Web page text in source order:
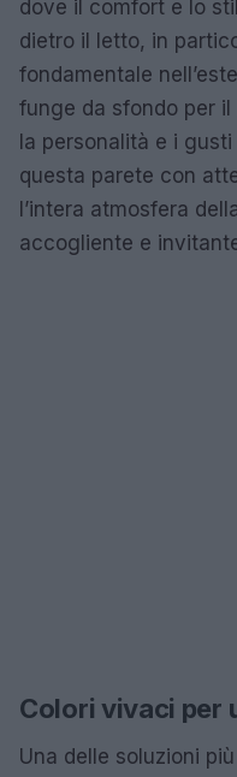
dove il comfort e lo
dietro il letto, in
fondamentale
funge da sfondo per
la personalità e i
questa parete con
l’intera atmosfera
accogliente e
Colori vivaci per
Una delle soluzioni